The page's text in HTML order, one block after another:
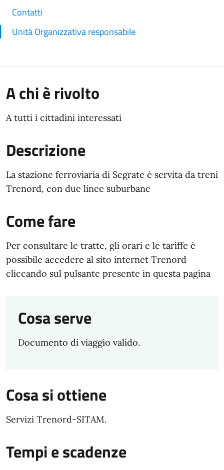
Contatti
Unità Organizzativa responsabile
A chi è rivolto
A tutti i cittadini interessati
Descrizione
La stazione ferroviaria di Segrate è servita da treni
Trenord, con due linee suburbane
Come fare
Per consultare le tratte, gli orari e le tariffe è
possibile accedere al sito internet Trenord
cliccando sul pulsante presente in questa pagina
Cosa serve
Documento di viaggio valido.
Cosa si ottiene
Servizi Trenord-SITAM.
Tempi e scadenze